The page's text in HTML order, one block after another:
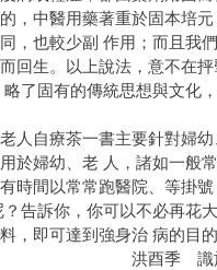
中醫用藥著重於固本培元
，也較少副 作用；而且我
回生。以上說法，意不在
略了固有的傳統思想與文化
自療茶一書主要針對婦幼
於婦幼、老 人，諸如一般
時間以常常跑醫院、等掛
？告訴你，你可以不必再花
，即可達到強身治 病的目
季 識於戊寅